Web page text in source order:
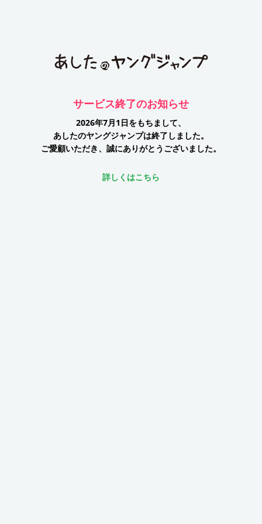
サービス終了のお知らせ
2026年7月1日をもちまして、
あしたのヤングジャンプは終了しました。
ご愛顧いただき、誠にありがとうございました。
詳しくはこちら